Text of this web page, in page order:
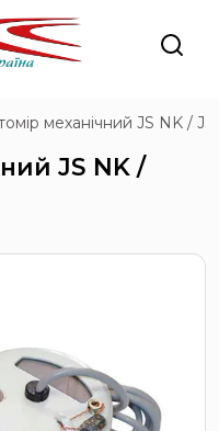
механічний JS NK /
JS NK /